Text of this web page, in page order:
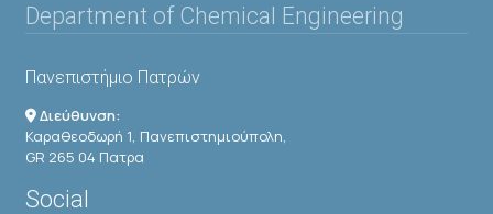
Department of Chemical Engineering
Πανεπιστήμιο Πατρών
Διεύθυνση:
Καραθεοδωρή 1, Πανεπιστημιούπολη,
GR 265 04 Πατρα
Social